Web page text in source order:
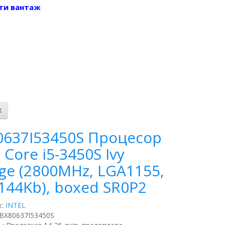
вантаж
Процесор
i5-3450S Ivy
(2800MHz, LGA1155,
boxed SR0P2
INTEL